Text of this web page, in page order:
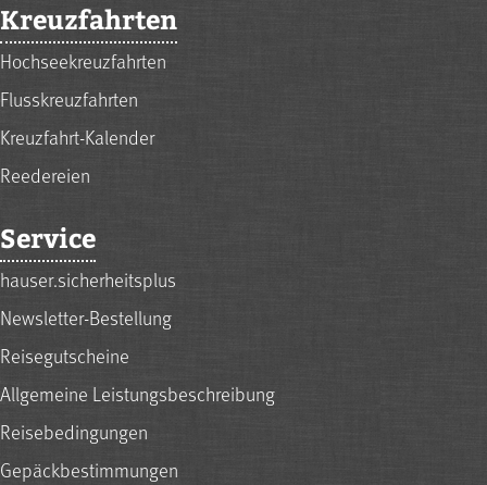
Kreuzfahrten
Hochseekreuzfahrten
Flusskreuzfahrten
Kreuzfahrt-Kalender
Reedereien
Service
hauser.sicherheitsplus
Newsletter-Bestellung
Reisegutscheine
Allgemeine Leistungsbeschreibung
Reisebedingungen
Gepäckbestimmungen